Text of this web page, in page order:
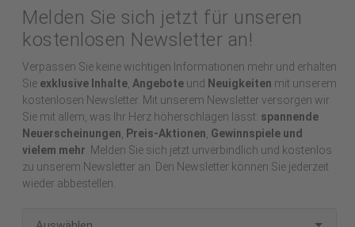
Melden Sie sich jetzt für unseren
kostenlosen Newsletter an!
Verpassen Sie keine wichtigen Informationen mehr und erhalten
Sie exklusive Inhalte, Angebote und Neuigkeiten mit unserem
kostenlosen Newsletter. Mit unserem Newsletter versorgen wir
Sie mit allem, was Ihr Herz höherschlagen lässt: spannende
Neuerscheinungen, Preis-Aktionen, Gewinnspiele und
vielem mehr . Melden Sie sich jetzt unverbindlich und kostenlos
zu unserem Newsletter an. Den Newsletter können Sie jederzeit
wieder abbestellen.